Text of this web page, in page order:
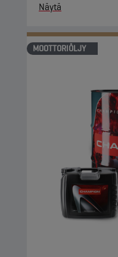
Näytä
MOOTTORIÖLJY